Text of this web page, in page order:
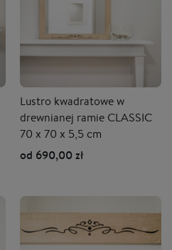
Lustro kwadratowe w
drewnianej ramie CLASSIC
70 x 70 x 5,5 cm
od 690,00 zł